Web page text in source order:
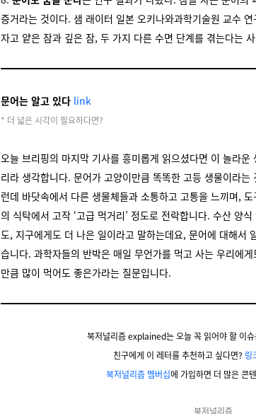
증거라는 것이다. 샘 래이터 일본 오키나와과학기술원 교수
자고 얕은 잠과 깊은 잠, 두 가지 다른 수면 단계를 겪는다는
문어는 알고 있다 link
* 더 넓은 시각이 필요하다면?
오늘 브리핑의 마지막 기사를 흥미롭게 읽으셨다면 이 놀라
리라 생각합니다. 문어가 고양이만큼 똑똑한 고등 생물이라
런데 바닷속에서 다른 생물체들과 소통하고 고통을 느끼며,
의 식탁에서 고작 ‘고급 먹거리’ 정도로 전락합니다. 수산 양
도, 지구에게도 더 나은 일이라고 말하는데요, 문어에 대해서
습니다. 과학자들의 반박은 매일 무언가를 먹고 사는 우리에
만큼 많이 먹어도 좋은가라는 질문입니다.
북저널리즘 explained는 오늘 꼭 읽어야 할 이
친구에게 이 레터를 추천하고 싶다면? 링
북저널리즘 멤버십에 가입하면 더 많은 콘
북저널리즘